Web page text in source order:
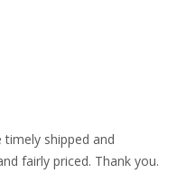
shipped and
fairly priced. Thank you.